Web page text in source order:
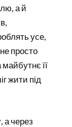
а й
усе,
просто
її
жити під
а через